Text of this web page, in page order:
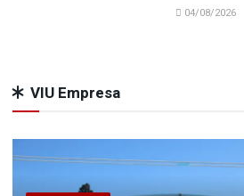
04/08/2026
VIU Empresa